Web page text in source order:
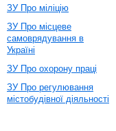
ЗУ Про міліцію
ЗУ Про місцеве
самоврядування в
Україні
ЗУ Про охорону праці
ЗУ Про регулювання
містобудівної діяльності